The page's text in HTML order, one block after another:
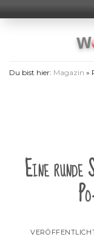
to
Du bist hier: Magazin »
Eine runde